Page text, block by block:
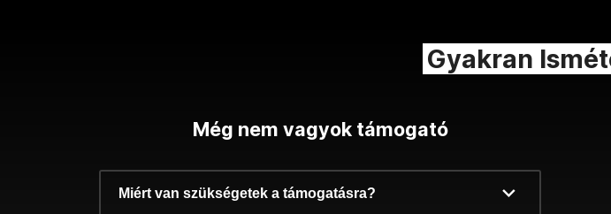
Gyakran
Még nem vagyok támogató
Miért van szükségetek a támogatásra?